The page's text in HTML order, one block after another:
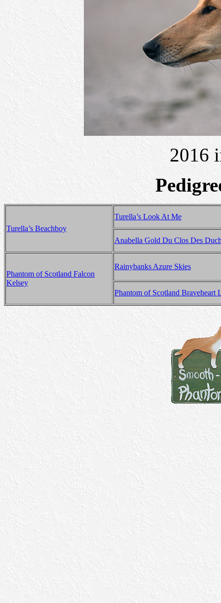
2016
Turella’s Beachboy
Turella’s Look At Me
Anabella Gold Du Clos Des
Phantom of Scotland Falcon
Kelsey
Rainybanks Azure Skies
Phantom of Scotland Braveheart